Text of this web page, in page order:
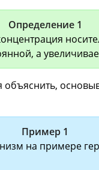
Определение 1
а
Пример 1
на примере